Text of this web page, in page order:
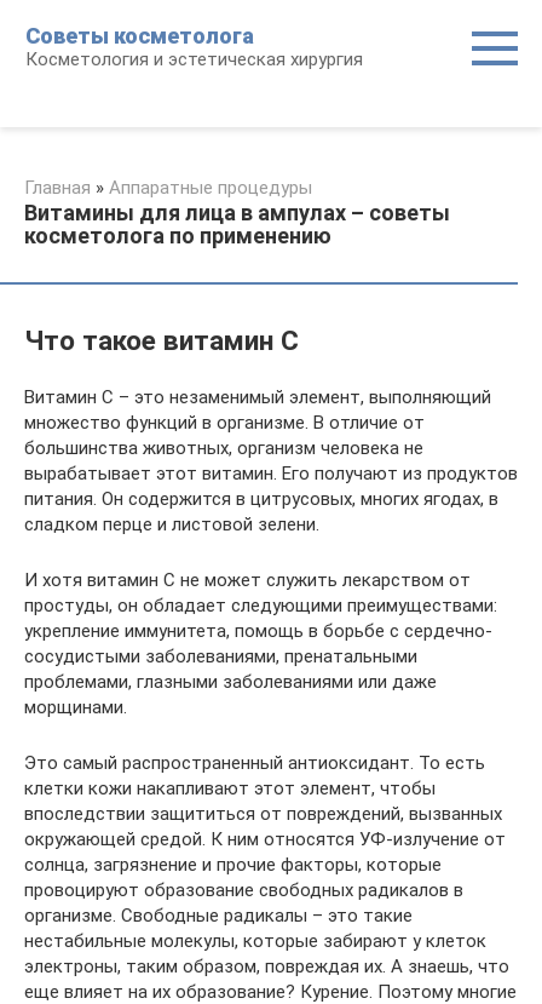
контенту
Советы косметолога
Косметология и эстетическая хирургия
Главная » Аппаратные процедуры
Витамины для лица в ампулах – советы
косметолога по применению
Что такое витамин С
Витамин С – это незаменимый элемент, выполняющий
множество функций в организме. В отличие от
большинства животных, организм человека не
вырабатывает этот витамин. Его получают из продуктов
питания. Он содержится в цитрусовых, многих ягодах, в
сладком перце и листовой зелени.
И хотя витамин С не может служить лекарством от
простуды, он обладает следующими преимуществами:
укрепление иммунитета, помощь в борьбе с сердечно-
сосудистыми заболеваниями, пренатальными
проблемами, глазными заболеваниями или даже
морщинами.
Это самый распространенный антиоксидант. То есть
клетки кожи накапливают этот элемент, чтобы
впоследствии защититься от повреждений, вызванных
окружающей средой. К ним относятся УФ-излучение от
солнца, загрязнение и прочие факторы, которые
провоцируют образование свободных радикалов в
организме. Свободные радикалы – это такие
нестабильные молекулы, которые забирают у клеток
электроны, таким образом, повреждая их. А знаешь, что
еще влияет на их образование? Курение. Поэтому многие